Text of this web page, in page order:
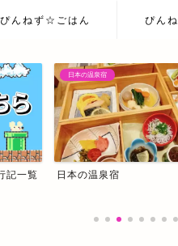
ぴんねず☆ごはん ぴん
ぴんねず米国株奮闘記
ぴんねず米国株奮闘記